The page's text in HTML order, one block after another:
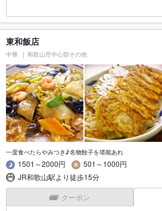
東和飯店
中華 和歌山市中心部その他
一度食べたらやみつき♪名物餃子を堪能あれ
1501～2000円
501～1000円
JR和歌山駅より徒歩15分
クーポン